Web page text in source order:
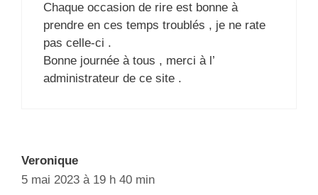
Chaque occasion de rire est bonne à
prendre en ces temps troublés , je ne rate
pas celle-ci .
Bonne journée à tous , merci à l’
administrateur de ce site .
Veronique
5 mai 2023 à 19 h 40 min